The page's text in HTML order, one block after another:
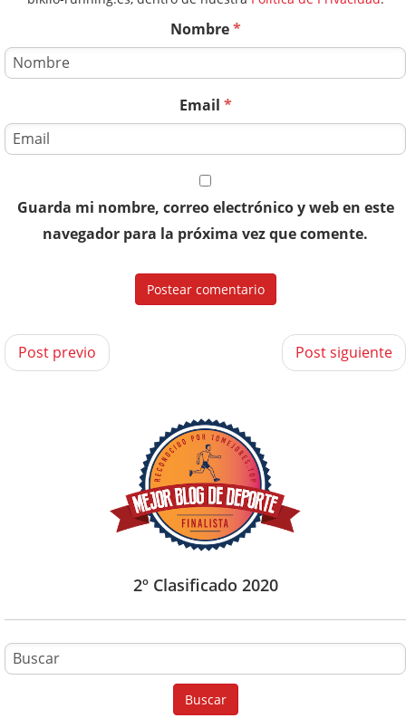
Nombre*
Email *
Guarda mi nombre, correo electrónico y web en este
navegador para la próxima vez que comente.
Post previo Post siguiente
2º Clasificado 2020
u
s
Buscar